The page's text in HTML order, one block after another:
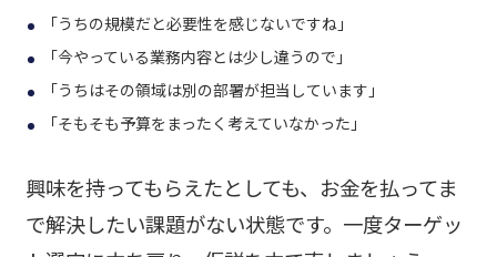
「うちの規模だと必要性を感じないですね」
「今やっている業務内容とは少し違うので」
「うちはその領域は別の部署が担当しています」
「そもそも予算をまったく考えていなかった」
興味を持ってもらえたとしても、お金を払ってま
で解決したい課題がない状態です。一度ターゲッ